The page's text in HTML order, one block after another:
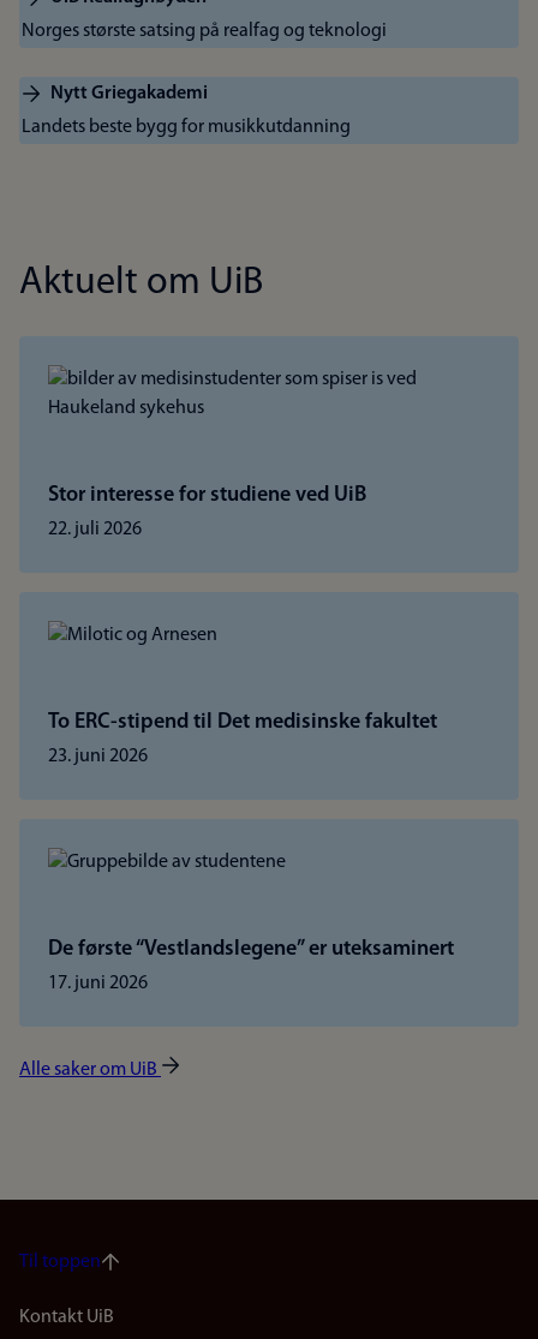
Norges største satsing på realfag og teknologi
Nytt Griegakademi
Landets beste bygg for musikkutdanning
Aktuelt om UiB
Stor interesse for studiene ved UiB
22. juli 2026
To ERC-stipend til Det medisinske fakultet
23. juni 2026
De første “Vestlandslegene” er uteksaminert
17. juni 2026
Alle saker om UiB
Til toppen
Footer
Kontakt UiB